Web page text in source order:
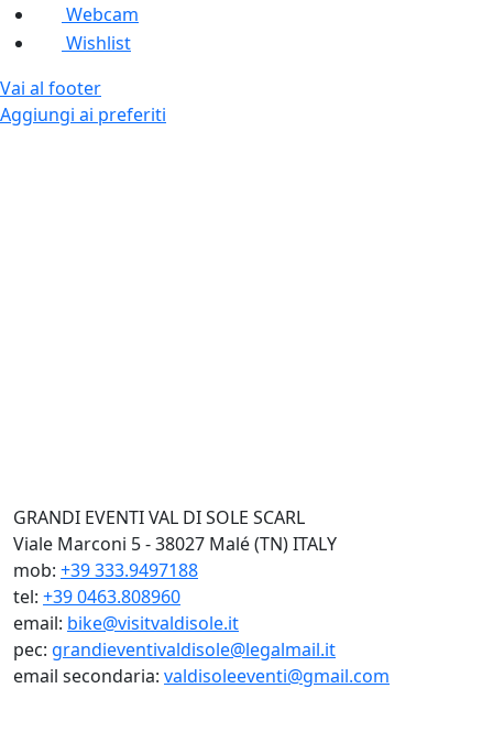
Webcam
Wishlist
Vai al footer
Aggiungi ai preferiti
GRANDI EVENTI VAL DI SOLE SCARL
Viale Marconi 5 - 38027 Malé (TN) ITALY
mob: +39 333.9497188
tel: +39 0463.808960
email: bike@visitvaldisole.it
pec: grandieventivaldisole@legalmail.it
email secondaria: valdisoleeventi@gmail.com